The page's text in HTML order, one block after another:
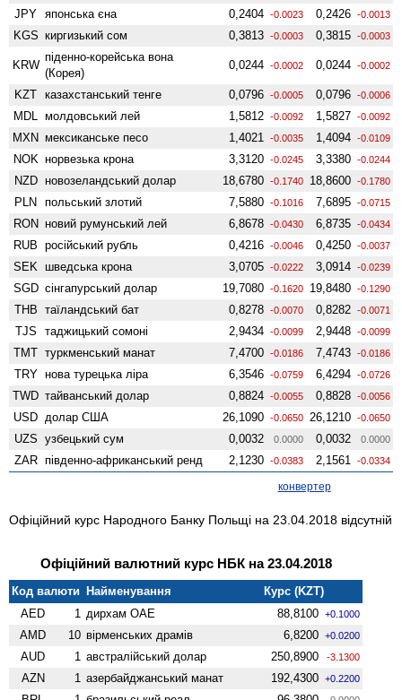
JPY японська єна 0,2404 -0.0023 0,2426 -0.0013
KGS киргизький сом 0,3813 -0.0003 0,3815 -0.0003
KRW
піденно-корейська вона
(Корея)
0,0244 -0.0002 0,0244 -0.0002
KZT казахстанський тенге 0,0796 -0.0005 0,0796 -0.0006
MDL молдовський лей 1,5812 -0.0092 1,5827 -0.0092
MXN мексиканське песо 1,4021 -0.0035 1,4094 -0.0109
NOK норвезька крона 3,3120 -0.0245 3,3380 -0.0244
NZD ново­зеландський долар 18,6780 -0.1740 18,8600 -0.1780
PLN польський злотий 7,5880 -0.1016 7,6895 -0.0715
RON новий румунський лей 6,8678 -0.0430 6,8735 -0.0434
RUB російський рубль 0,4216 -0.0046 0,4250 -0.0037
SEK шведська крона 3,0705 -0.0222 3,0914 -0.0239
SGD сінгапурський долар 19,7080 -0.1620 19,8480 -0.1290
THB таїландський бат 0,8278 -0.0070 0,8282 -0.0071
TJS таджицький сомоні 2,9434 -0.0099 2,9448 -0.0099
TMT туркменський манат 7,4700 -0.0186 7,4743 -0.0186
TRY нова турецька ліра 6,3546 -0.0759 6,4294 -0.0726
TWD тайванський долар 0,8824 -0.0055 0,8828 -0.0056
USD долар США 26,1090 -0.0650 26,1210 -0.0650
UZS узбецький сум 0,0032 0.0000 0,0032 0.0000
ZAR південно-африканський ренд 2,1230 -0.0383 2,1561 -0.0334
конвертер
Офіційний курс Народного Банку Польщі на 23.04.2018 відсутній
Офіційний валютний курс НБК на 23.04.2018
Код валюти Найменування
Курс (KZT)
AED
1 дирхам ОАЕ 88,8100 +0.1000
AMD 10 вiрменських драмів 6,8200 +0.0200
AUD 1 австралійський долар 250,8900 -3.1300
AZN 1 азербайджанський манат 192,4300 +0.2200